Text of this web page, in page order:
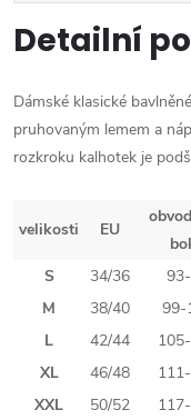
Detailní
Dámské klasické
pruhovaným lemem a
rozkroku kalhotek je
velikosti EU
S
34/36
M
38/40 99-
L
42/44
XL
46/48
XXL
50/52